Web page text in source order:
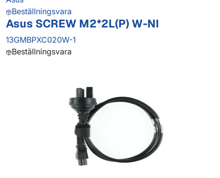
Beställningsvara
Asus SCREW M2*2L(P) W-NI
13GMBPXC020W-1
Beställningsvara